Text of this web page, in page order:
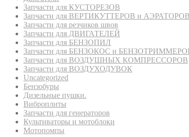
Запчасти для КУСТОРЕЗОВ
Запчасти для ВЕРТИКУТТЕРОВ и АЭРАТОРОВ
Запчасти для резчиков швов
Запчасти для ДВИГАТЕЛЕЙ
Запчасти для БЕНЗОПИЛ
Запчасти для БЕНЗОКОС и
Запчасти для ВОЗДУШНЫХ КОМПРЕССОРОВ
Запчасти для ВОЗДУХОДУВОК
Uncategorized
Бензобуры
Дизельные пушки.
Виброплиты
Запчасти для генераторов
Культиваторы и мотоблоки
Мотопомпы